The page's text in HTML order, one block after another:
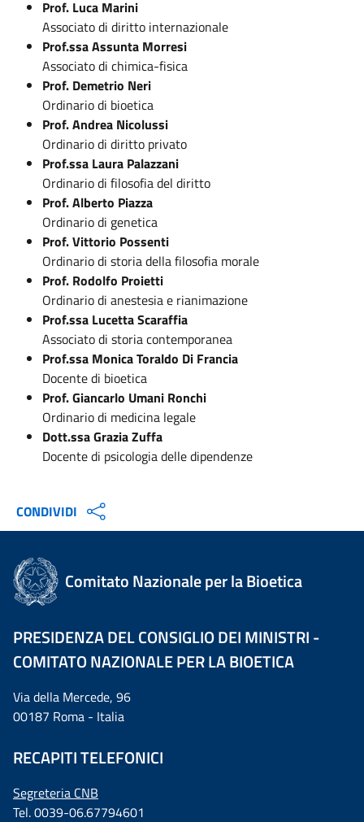
Prof. Luca Marini
Associato di diritto internazionale
Prof.ssa Assunta Morresi
Associato di chimica-fisica
Prof. Demetrio Neri
Ordinario di bioetica
Prof. Andrea Nicolussi
Ordinario di diritto privato
Prof.ssa Laura Palazzani
Ordinario di filosofia del diritto
Prof. Alberto Piazza
Ordinario di genetica
Prof. Vittorio Possenti
Ordinario di storia della filosofia morale
Prof. Rodolfo Proietti
Ordinario di anestesia e rianimazione
Prof.ssa Lucetta Scaraffia
Associato di storia contemporanea
Prof.ssa Monica Toraldo Di Francia
Docente di bioetica
Prof. Giancarlo Umani Ronchi
Ordinario di medicina legale
Dott.ssa Grazia Zuffa
Docente di psicologia delle dipendenze
CONDIVIDI
Comitato Nazionale per la Bioetica
PRESIDENZA DEL CONSIGLIO DEI MINISTRI -
COMITATO NAZIONALE PER LA BIOETICA
Via della Mercede, 96
00187 Roma - Italia
RECAPITI TELEFONICI
Segreteria CNB
Tel. 0039-06.67794601